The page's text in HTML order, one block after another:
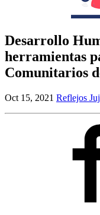
Desarrollo
herramientas
Comunitarios
Oct 15, 2021 Reflejos